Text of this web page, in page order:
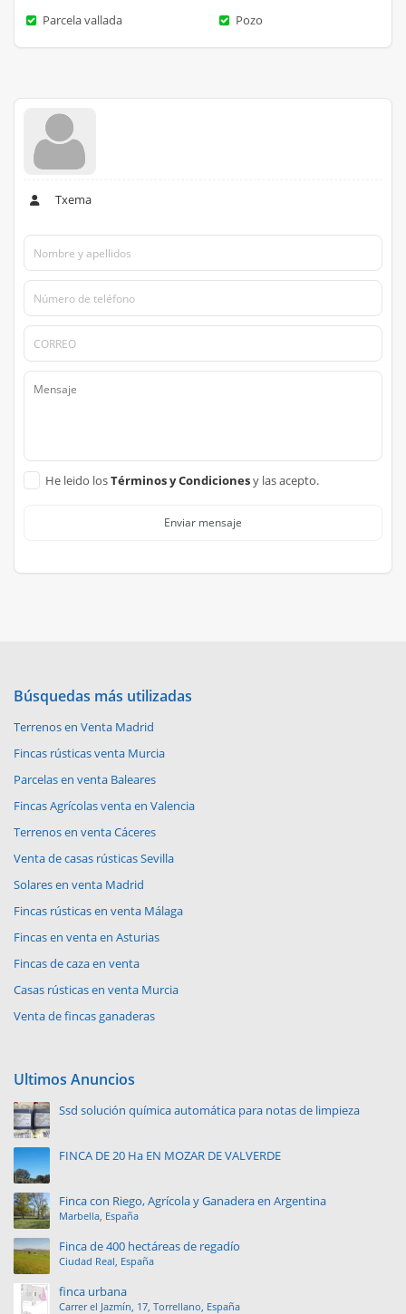
Parcela vallada Pozo
Txema
He leido losTérminos y Condicionesy las acepto.
Enviar mensaje
Búsquedas más utilizadas
Terrenos en Venta Madrid
Fincas rústicas venta Murcia
Parcelas en venta Baleares
Fincas Agrícolas venta en Valencia
Terrenos en venta Cáceres
Venta de casas rústicas Sevilla
Solares en venta Madrid
Fincas rústicas en venta Málaga
Fincas en venta en Asturias
Fincas de caza en venta
Casas rústicas en venta Murcia
Venta de fincas ganaderas
Ultimos Anuncios
Ssd solución química automática para notas de limpieza
FINCA DE 20 Ha EN MOZAR DE VALVERDE
Finca con Riego, Agrícola y Ganadera en Argentina
Marbella, España
Finca de 400 hectáreas de regadío
Ciudad Real, España
finca urbana
Carrer el Jazmín, 17, Torrellano, España